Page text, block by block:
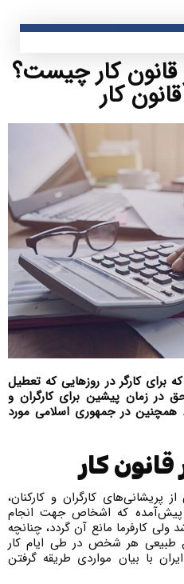
کار چیست؟
کار
کارگر در روزهایی که تعطیل
زمان پیشین برای کارگران و
همچنین در جمهوری اسلامی مورد
کار
پریشانی‌های کارگران و کارکنان،
که اشخاص جهت انجام
کارفرما مانع آن گردد، چنانچه
طبیعی هر شخص در طی ایام کار
با بیان مواردی طریقه گرفتن